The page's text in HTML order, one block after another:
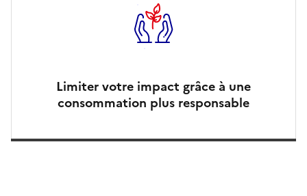
Limiter votre impact grâce à une
consommation plus responsable